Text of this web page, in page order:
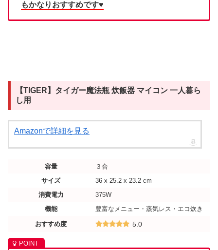
もかなりおすすめです♥
【TIGER】タイガー魔法瓶 炊飯器 マイコン 一人暮ら
し用
Amazonで詳細を見る
容量
３合
サイズ
36 x 25.2 x 23.2 cm
消費電力
375W
機能
豊富なメニュー・蒸気レス・エコ炊き
おすすめ度 5.0